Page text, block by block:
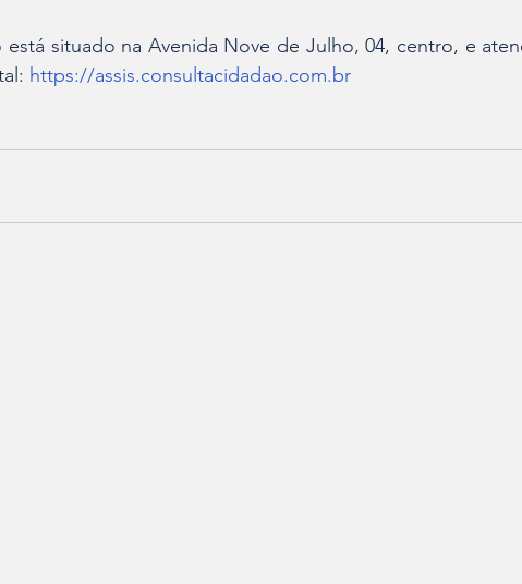
situado na Avenida Nove de Julho, 04, centro, e
https://assis.consultacidadao.com.br